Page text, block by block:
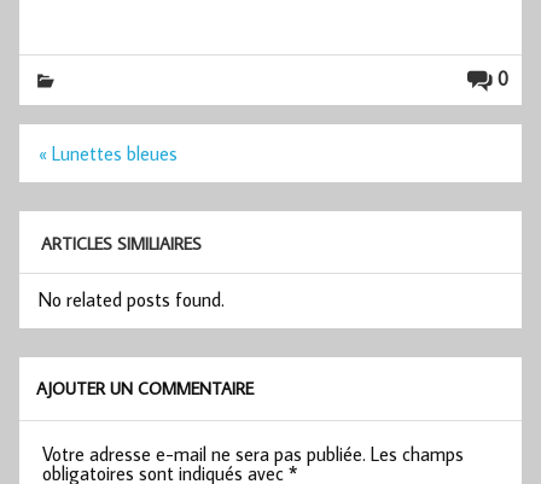
0
Navigation
« Lunettes bleues
ARTICLES SIMILIAIRES
No related posts found.
AJOUTER UN COMMENTAIRE
Votre adresse e-mail ne sera pas publiée. Les champs
obligatoires sont indiqués avec*